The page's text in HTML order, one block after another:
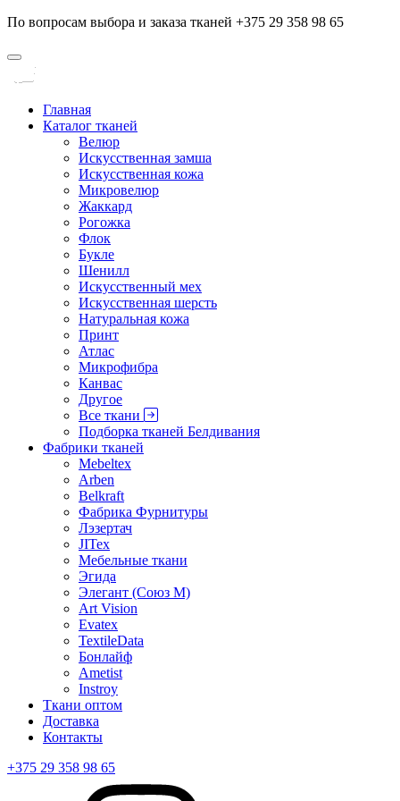
По вопросам выбора и заказа тканей +375 29 358 98 65
Главная
Каталог тканей
Велюр
Искусственная замша
Искусственная кожа
Микровелюр
Жаккард
Рогожка
Флок
Букле
Шенилл
Искусственный мех
Искусственная шерсть
Натуральная кожа
Принт
Атлас
Микрофибра
Канвас
Другое
Все ткани
Подборка тканей Белдивания
Фабрики тканей
Mebeltex
Arben
Belkraft
Фабрика Фурнитуры
Лэзертач
JITex
Мебельные ткани
Эгида
Элегант (Союз М)
Art Vision
Evatex
TextileData
Бонлайф
Ametist
Instroy
Ткани оптом
Доставка
Контакты
+375 29 358 98 65